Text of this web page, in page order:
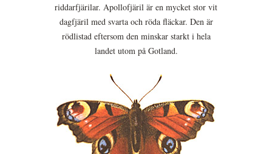
riddarfjärilar. Apollofjäril är en mycket stor vit
dagfjäril med svarta och röda fläckar. Den är
rödlistad eftersom den minskar starkt i hela
landet utom på Gotland.